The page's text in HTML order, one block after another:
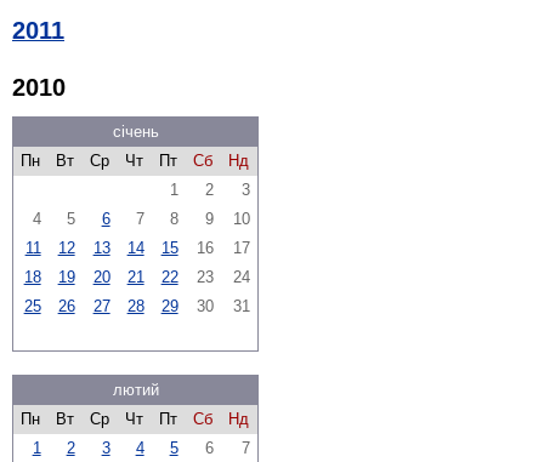
2011
2010
січень
Пн
Вт Ср Чт Пт Сб
Нд
1
2
3
4
5 6 7 8 9
10
11
12 13 14 15 16
17
18
19 20 21 22 23
24
25
26 27 28 29 30 31
лютий
Пн
Вт Ср Чт Пт Сб
Нд
1
2 3 4 5 6
7